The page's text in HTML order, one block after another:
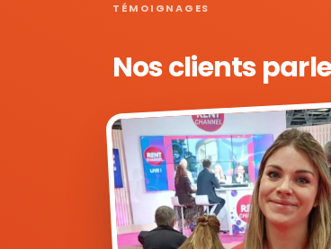
TÉMOIGNAGES
Nos clients